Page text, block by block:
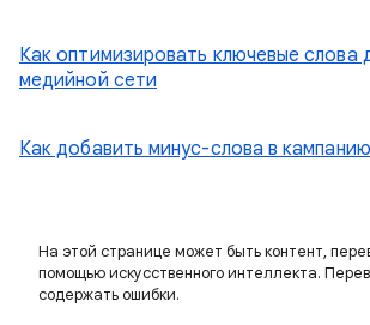
Как оптимизировать ключевые слова
медийной сети
Как добавить минус-слова в кампанию
На этой странице может быть контент,
помощью искусственного интеллекта.
содержать ошибки.